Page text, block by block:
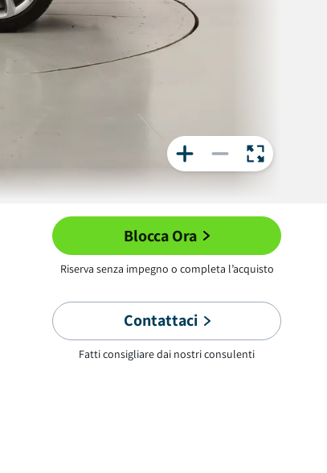
Blocca Ora
Riserva senza impegno o completa l’acquisto
Contattaci
Fatti consigliare dai nostri consulenti